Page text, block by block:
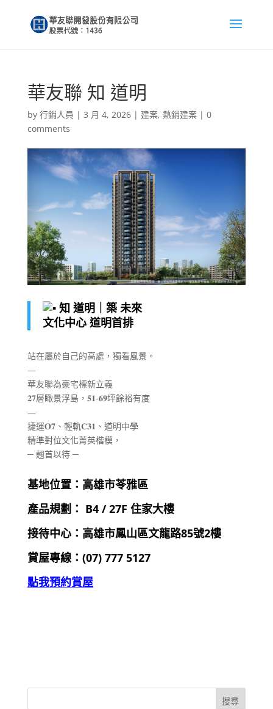
華友聯 知 道明
by 行銷人員 | 3 月 4, 2026| 建案, 熱銷建案| 0
comments
知 道明｜築 未來
文化中心 道明首排
站在屬於自己的高處，獨看風景。
―
華友聯為豪宅標新立義
𝟐𝟕層瞰景浮島，𝟓𝟏-𝟔𝟗坪餘裕有度
―
捷運𝐎𝟕、輕軌𝐂𝟑𝟏、道明中學
精準對位文化菁英楷模，
─ 翹首以待 ─
基地位置：高雄市苓雅區
產品規劃： B4 / 27F 住家大樓
接待中心： 高雄市鳳山區文龍路85號2樓
賞屋專線：(07)777 5127
點我預約賞屋